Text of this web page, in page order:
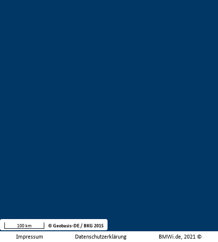
Impressum Datenschutzerklärung BMWi.de, 2021 ©
100 km © Geobasis-DE / BKG 2015